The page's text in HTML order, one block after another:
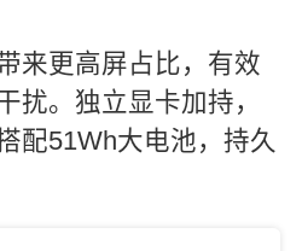
来更高屏占比，有效
扰。独立显卡加持，
配51Wh大电池，持久